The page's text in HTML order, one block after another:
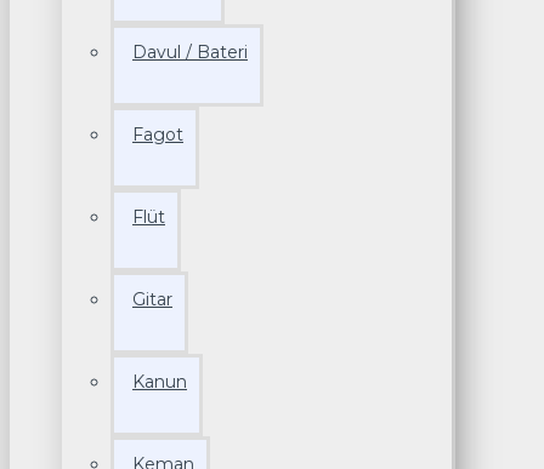
Davul / Bateri
Fagot
Flüt
Gitar
Kanun
Keman